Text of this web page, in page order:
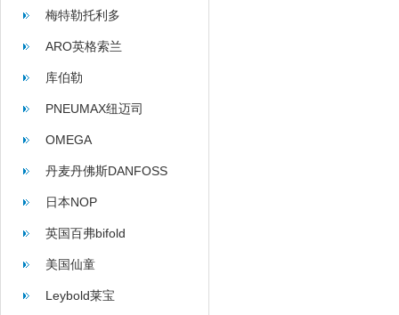
梅特勒托利多
ARO英格索兰
库伯勒
PNEUMAX纽迈司
OMEGA
丹麦丹佛斯DANFOSS
日本NOP
英国百弗bifold
美国仙童
Leybold莱宝